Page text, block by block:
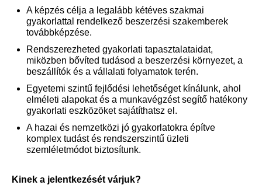
A képzés célja a legalább kétéves szakmai
gyakorlattal rendelkező beszerzési szakemberek
továbbképzése.
Rendszerezheted gyakorlati tapasztalataidat,
miközben bővíted tudásod a beszerzési környezet, a
beszállítók és a vállalati folyamatok terén.
Egyetemi szintű fejlődési lehetőséget kínálunk, ahol
elméleti alapokat és a munkavégzést segítő hatékony
gyakorlati eszközöket sajátíthatsz el.
A hazai és nemzetközi jó gyakorlatokra építve
komplex tudást és rendszerszintű üzleti
szemléletmódot biztosítunk.
Kinek a jelentkezését várjuk?